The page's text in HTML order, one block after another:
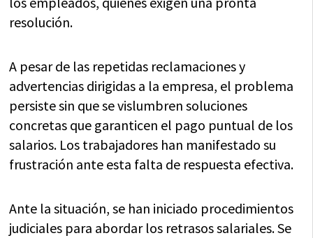
resolución.
A pesar de las repetidas reclamaciones y
advertencias dirigidas a la empresa, el problema
persiste sin que se vislumbren soluciones
concretas que garanticen el pago puntual de los
salarios. Los trabajadores han manifestado su
frustración ante esta falta de respuesta efectiva.
Ante la situación, se han iniciado procedimientos
judiciales para abordar los retrasos salariales. Se